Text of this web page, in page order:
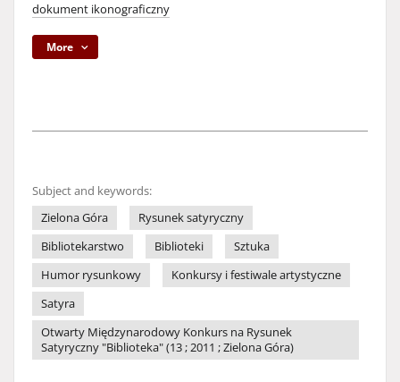
dokument ikonograficzny
More
Subject and keywords:
Zielona Góra
Rysunek satyryczny
Bibliotekarstwo
Biblioteki
Sztuka
Humor rysunkowy
Konkursy i festiwale artystyczne
Satyra
Otwarty Międzynarodowy Konkurs na Rysunek
Satyryczny "Biblioteka" (13 ; 2011 ; Zielona Góra)